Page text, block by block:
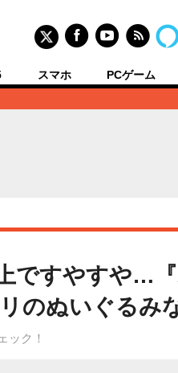
スマホ PCゲーム
ですやすや…
のぬいぐるみ
ック！